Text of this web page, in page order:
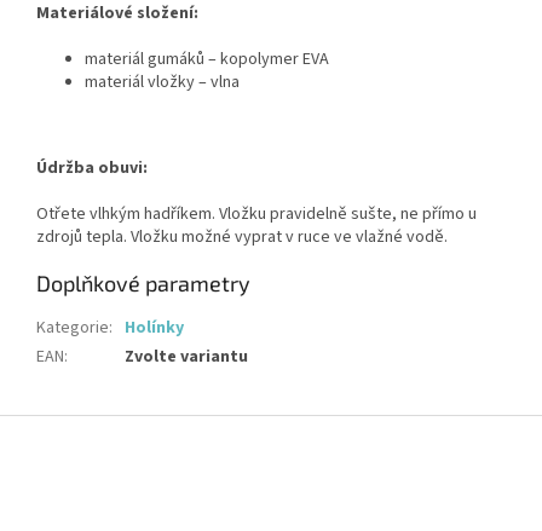
Materiálové složení:
materiál gumáků – kopolymer EVA
materiál vložky – vlna
Údržba obuvi:
Otřete vlhkým hadříkem. Vložku pravidelně sušte, ne přímo u
zdrojů tepla. Vložku možné vyprat v ruce ve vlažné vodě.
Doplňkové parametry
Kategorie: Holínky
EAN: Zvolte variantu